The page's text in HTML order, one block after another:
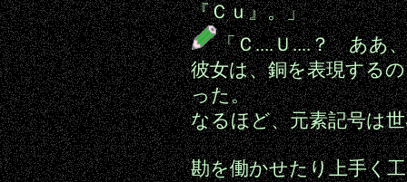
『Ｃｕ』。」
「Ｃ....Ｕ....？ ああ
彼女は、銅を表現する
った。
なるほど、元素記号は
勘を働かせたり上手く